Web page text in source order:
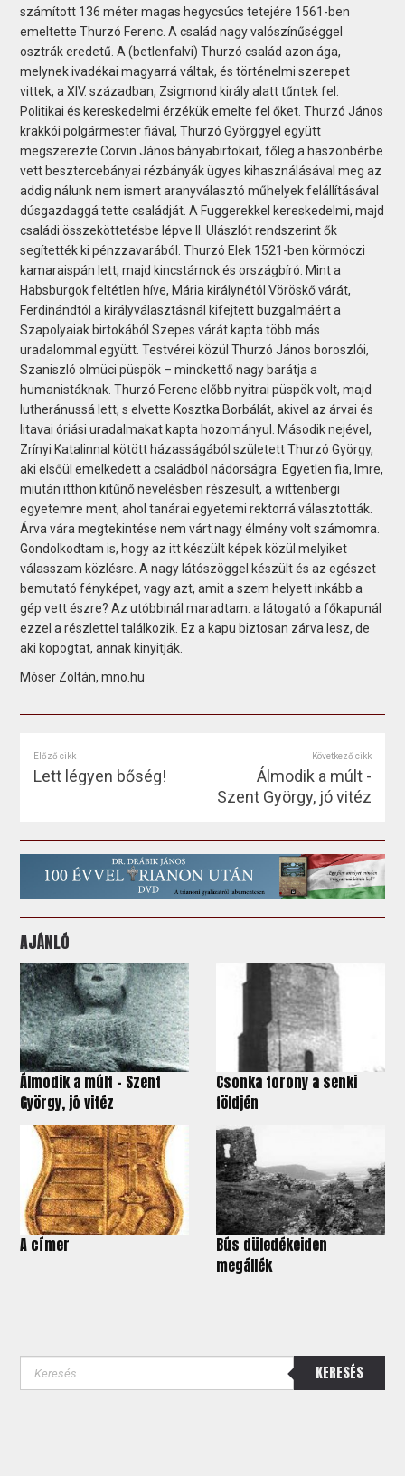
számított 136 méter magas hegycsúcs tetejére 1561-ben
emeltette Thurzó Ferenc. A család nagy valószínűséggel
osztrák eredetű. A (betlenfalvi) Thurzó család azon ága,
melynek ivadékai magyarrá váltak, és történelmi szerepet
vittek, a XIV. században, Zsigmond király alatt tűntek fel.
Politikai és kereskedelmi érzékük emelte fel őket. Thurzó János
krakkói polgármester fiával, Thurzó Györggyel együtt
megszerezte Corvin János bányabirtokait, főleg a haszonbérbe
vett besztercebányai rézbányák ügyes kihasználásával meg az
addig nálunk nem ismert aranyválasztó műhelyek felállításával
dúsgazdaggá tette családját. A Fuggerekkel kereskedelmi, majd
családi összeköttetésbe lépve II. Ulászlót rendszerint ők
segítették ki pénzzavarából. Thurzó Elek 1521-ben körmöczi
kamaraispán lett, majd kincstárnok és országbíró. Mint a
Habsburgok feltétlen híve, Mária királynétól Vöröskő várát,
Ferdinándtól a királyválasztásnál kifejtett buzgalmáért a
Szapolyaiak birtokából Szepes várát kapta több más
uradalommal együtt. Testvérei közül Thurzó János boroszlói,
Szaniszló olmüci püspök – mindkettő nagy barátja a
humanistáknak. Thurzó Ferenc előbb nyitrai püspök volt, majd
lutheránussá lett, s elvette Kosztka Borbálát, akivel az árvai és
litavai óriási uradalmakat kapta hozományul. Második nejével,
Zrínyi Katalinnal kötött házasságából született Thurzó György,
aki elsőül emelkedett a családból nádorságra. Egyetlen fia, Imre,
miután itthon kitűnő nevelésben részesült, a wittenbergi
egyetemre ment, ahol tanárai egyetemi rektorrá választották.
Árva vára megtekintése nem várt nagy élmény volt számomra.
Gondolkodtam is, hogy az itt készült képek közül melyiket
válasszam közlésre. A nagy látószöggel készült és az egészet
bemutató fényképet, vagy azt, amit a szem helyett inkább a
gép vett észre? Az utóbbinál maradtam: a látogató a főkapunál
ezzel a részlettel találkozik. Ez a kapu biztosan zárva lesz, de
aki kopogtat, annak kinyitják.
Móser Zoltán, mno.hu
Előző cikk
Lett légyen bőség!
Következő cikk
Álmodik a múlt -
Szent György, jó vitéz
AJÁNLÓ
Álmodik a múlt - Szent
György, jó vitéz
Csonka torony a senki
földjén
A címer
Bús düledékeiden
megállék
KERESÉS